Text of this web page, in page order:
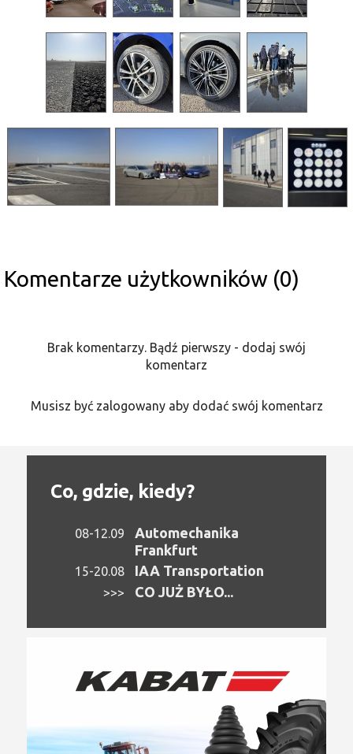
Komentarze użytkowników (0)
Brak komentarzy. Bądź pierwszy - dodaj swój
komentarz
Musisz być zalogowany aby dodać swój komentarz
Co, gdzie, kiedy?
08-12.09
Automechanika
Frankfurt
15-20.08 IAA Transportation
>>> CO JUŻ BYŁO...